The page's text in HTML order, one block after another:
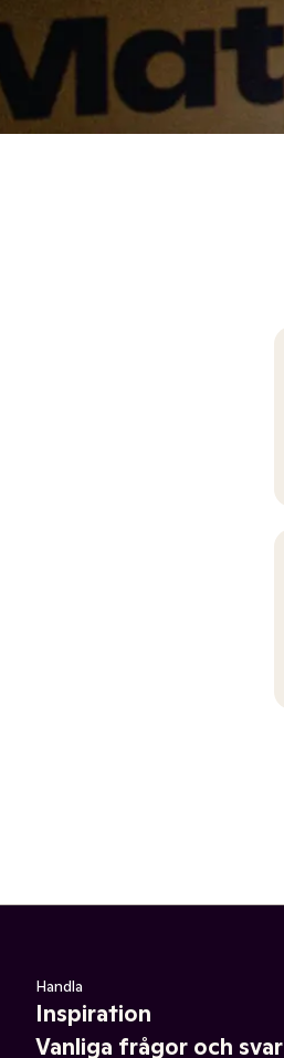
Handla
Inspiration
Vanliga frågor och svar